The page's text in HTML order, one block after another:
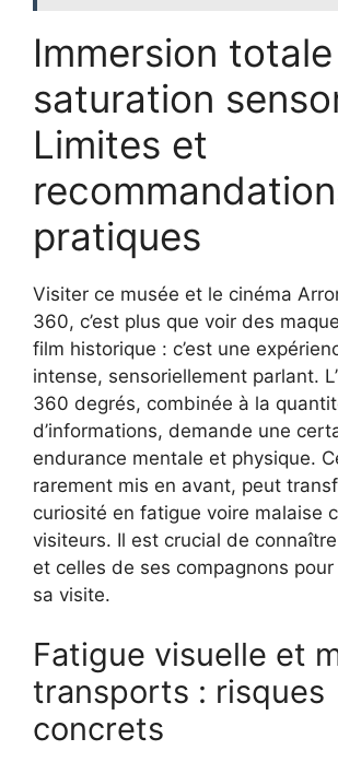
Immersion
saturation
Limites et
pratiques
Visiter ce musée et le cinéma
360, c’est plus que voir des
film historique : c’est une
intense, sensoriellement parlant.
360 degrés, combinée à la
d’informations, demande une
endurance mentale et physique.
rarement mis en avant, peut
curiosité en fatigue voire malaise
visiteurs. Il est crucial de
et celles de ses compagnons
sa visite.
Fatigue visuelle et
transports : risques
concrets